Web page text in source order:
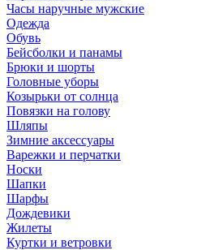
Часы наручные мужские
Одежда
Обувь
Бейсболки и панамы
Брюки и шорты
Головные уборы
Козырьки от солнца
Повязки на голову
Шляпы
Зимние аксессуары
Варежки и перчатки
Носки
Шапки
Шарфы
Дождевики
Жилеты
Куртки и ветровки